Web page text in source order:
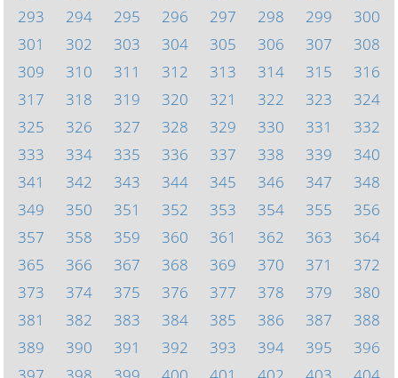
293
294 295 296 297 298 299
300
301
302 303 304 305 306 307
308
309
310 311 312 313 314 315
316
317
318 319 320 321 322 323
324
325
326 327 328 329 330 331
332
333
334 335 336 337 338 339
340
341
342 343 344 345 346 347
348
349
350 351 352 353 354 355
356
357
358 359 360 361 362 363
364
365
366 367 368 369 370 371
372
373
374 375 376 377 378 379
380
381
382 383 384 385 386 387
388
389
390 391 392 393 394 395
396